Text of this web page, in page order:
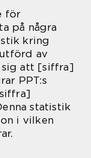
för
på några
kring
av
att [siffra]
PPT:s
statistik
i vilken